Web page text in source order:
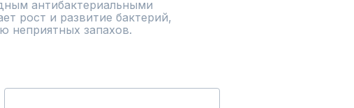
антибактериальными
рост и развитие бактерий,
неприятных запахов.